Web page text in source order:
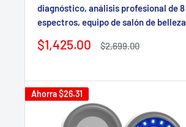
diagnóstico, análisis profesional de 8
espectros, equipo de salón de belleza
Precio
$1,425.00
Precio
$2,699.00
Ahorra$26.31